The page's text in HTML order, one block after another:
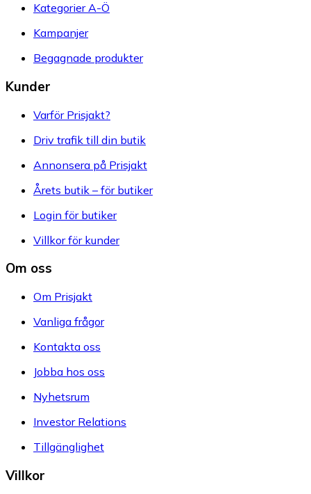
Kategorier A-Ö
Kampanjer
Begagnade produkter
Kunder
Varför Prisjakt?
Driv trafik till din butik
Annonsera på Prisjakt
Årets butik – för butiker
Login för butiker
Villkor för kunder
Om oss
Om Prisjakt
Vanliga frågor
Kontakta oss
Jobba hos oss
Nyhetsrum
Investor Relations
Tillgänglighet
Villkor